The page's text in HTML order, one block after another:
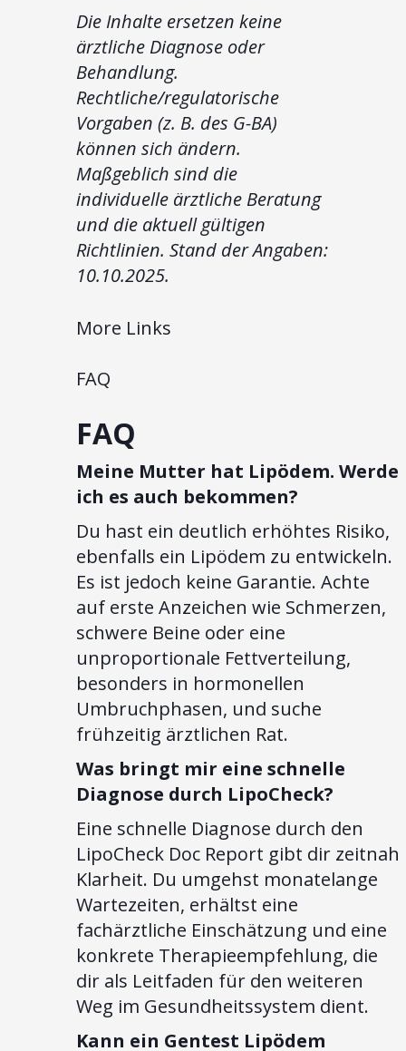
Die Inhalte ersetzen keine
ärztliche Diagnose oder
Behandlung.
Rechtliche/regulatorische
Vorgaben (z. B. des G-BA)
können sich ändern.
Maßgeblich sind die
individuelle ärztliche Beratung
und die aktuell gültigen
Richtlinien. Stand der Angaben:
10.10.2025.
More Links
FAQ
FAQ
Meine Mutter hat Lipödem. Werde
ich es auch bekommen?
Du hast ein deutlich erhöhtes Risiko,
ebenfalls ein Lipödem zu entwickeln.
Es ist jedoch keine Garantie. Achte
auf erste Anzeichen wie Schmerzen,
schwere Beine oder eine
unproportionale Fettverteilung,
besonders in hormonellen
Umbruchphasen, und suche
frühzeitig ärztlichen Rat.
Was bringt mir eine schnelle
Diagnose durch LipoCheck?
Eine schnelle Diagnose durch den
LipoCheck Doc Report gibt dir zeitnah
Klarheit. Du umgehst monatelange
Wartezeiten, erhältst eine
fachärztliche Einschätzung und eine
konkrete Therapieempfehlung, die
dir als Leitfaden für den weiteren
Weg im Gesundheitssystem dient.
Kann ein Gentest Lipödem